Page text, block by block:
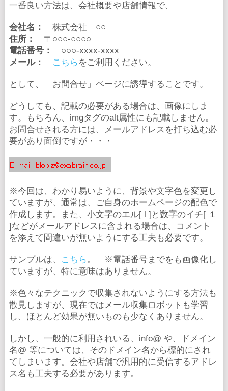
一番良い方法は、会社概要や店舗情報で、
会社名：
株式会社 ○○
住所：
〒○○○-○○○○
電話番号：
○○○-xxxx-xxxx
メール：
こちら をご利用ください。
として、「お問合せ」ページに誘導することです。
どうしても、記載の必要がある場合は、画像にしま
す。もちろん、imgタグのalt属性にも記載しません。
お問合せされる方には、メールアドレスを打ち込む必
要があり面倒ですが・・・
※今回は、わかり易いように、背景や文字色を変更し
ていますが、通常は、ご自身のホームページの配色で
作成します。また、小文字のエル[ l ]と数字のイチ[ １
]などがメールアドレスに含まれる場合は、コメント
を添えて間違いが無いようにする工夫も必要です。
サンプルは、 こちら。 ※電話番号までをも画像化し
ていますが、特に意味はありません。
※色々なテクニックで収集されないようにする方法も
散見しますが、現在ではメール収集ロボットも学習
し、ほとんど効果が無いものも少なくありません。
しかし、一般的に利用されいる、info@ や、ドメイン
名@ 等については、そのドメイン名から標的にされ
てしまいます。会社や店舗で汎用的に受信するアドレ
ス名も工夫する必要があります。